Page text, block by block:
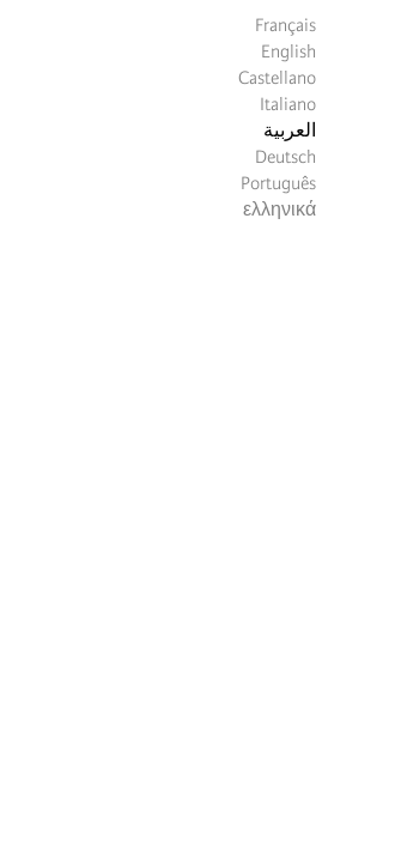
Français
English
Castellano
Italiano
العربية
Deutsch
Português
ελληνικά